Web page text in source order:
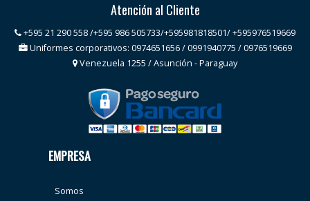
Atención al Cliente
+595 21 290 558 /+595 986 505733/+595981818501/ +595976519669
Uniformes corporativos: 0974651656 / 0991940775 / 0976519669
Venezuela 1255 / Asunción - Paraguay
EMPRESA
Somos